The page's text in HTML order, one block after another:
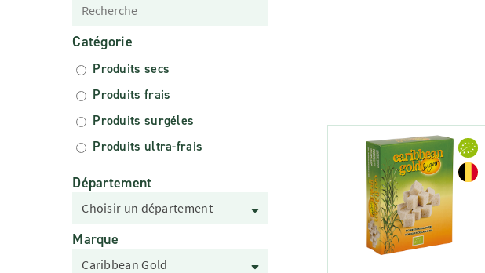
Catégorie
Produits secs
Produits frais
Produits surgéles
Produits ultra-frais
Département
Choisir un département
Marque
Caribbean Gold